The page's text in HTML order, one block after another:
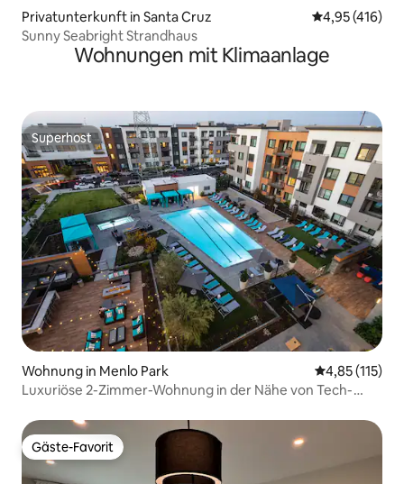
Privatunterkunft in Santa Cruz
4,95 (416)
Sunny Seabright Strandhaus
Wohnungen mit Klimaanlage
Superhost
Superhost
Wohnung in Menlo Park
4,85 (115)
Luxuriöse 2-Zimmer-Wohnung in der Nähe von Tech-
Gäste-Favorit
Gäste-Favorit